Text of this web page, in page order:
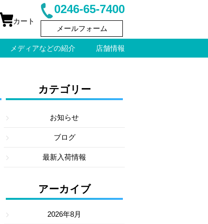
カート
0246-65-7400
メールフォーム
メディアなどの紹介 店舗情報
カテゴリー
お知らせ
ブログ
最新入荷情報
アーカイブ
2026年8月